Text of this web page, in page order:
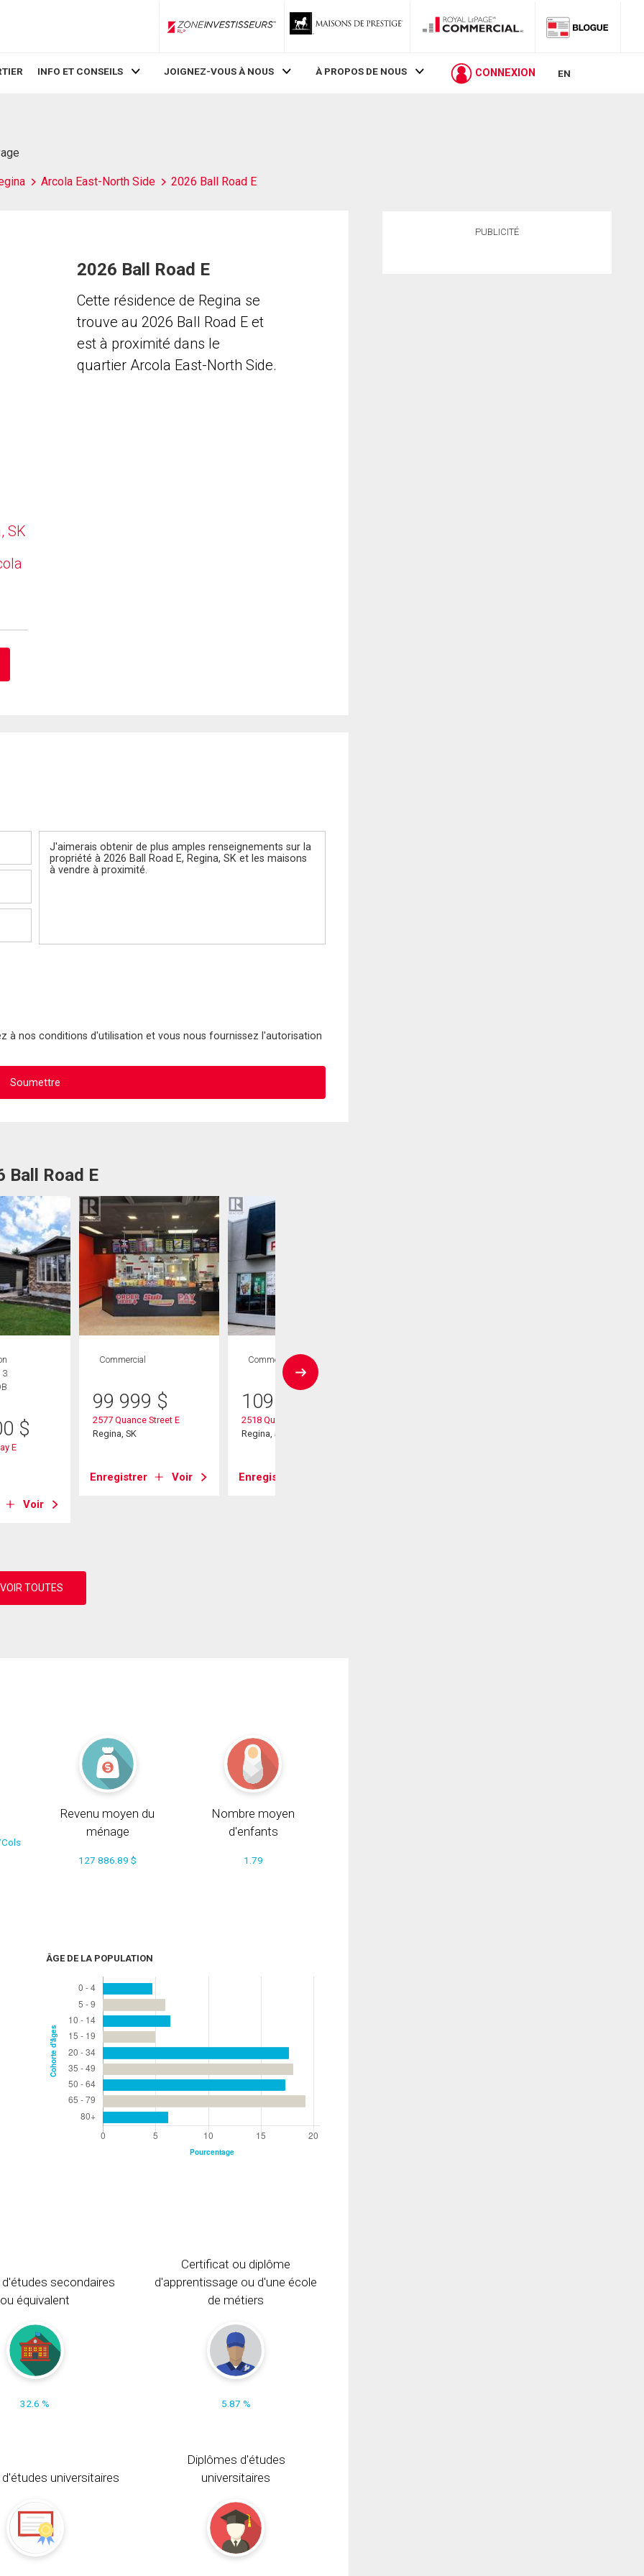
ZoneInvestisseurs RLP
INFO ET CONSEILS JOIGNEZ-VOUS À NOUS À PROPOS DE NOUS CONNEXION EN
Arcola East-North Side 2026 Ball Road E
SK
2026 Ball Road E
Cette résidence de Regina se
trouve au 2026 Ball Road E et
est à proximité dans le
quartier Arcola East-North Side.
à nos conditions d'utilisation et vous nous fournissez l'autorisation
Ball Road E
3
$
E
Voir
Commercial
99 999 $
2577 Quance Street E
Regina, SK
Enregistrer Voir
Commercial
109 900
2518 Quance Street
Regina, SK
Enregistrer
Revenu moyen du
ménage
127 886.89 $
Nombre moyen
d'enfants
1.79
ÂGE DE LA POPULATION
d'études secondaires
ou équivalent
32.6 %
Certificat ou diplôme
d'apprentissage ou d'une école
de métiers
5.87 %
universitaires
Diplômes d'études
universitaires
PUBLICITÉ